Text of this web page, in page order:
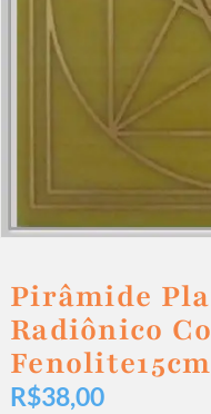
Pirâmide
Radiônico
R$38,00